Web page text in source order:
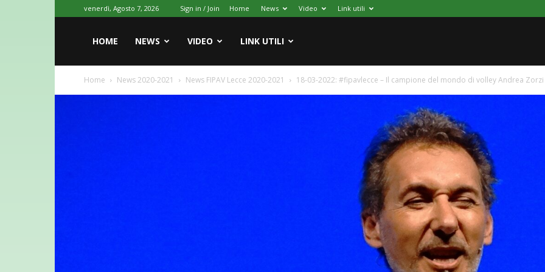
venerdì, Agosto 7, 2026 Sign in / Join Home News Video Link utili
HOME NEWS VIDEO LINK UTILI
Home News 2020-2021 News FIPAV Lecce 2020-2021 18-03-2022: #fipavlecce – Il campione del mondo di volley Andrea Zorzi